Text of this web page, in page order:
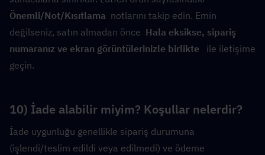
Önemli/Not/Kısıtlama
  notlarını takip edin. Emin
değilseniz, satın almadan önce Hala eksikse, sipariş
numaranız ve ekran görüntülerinizle birlikte
  ile iletişime
geçin.
10) İade alabilir miyim? Koşullar nelerdir?
İade uygunluğu genellikle sipariş durumuna
(işlendi/teslim edildi veya edilmedi) ve ödeme